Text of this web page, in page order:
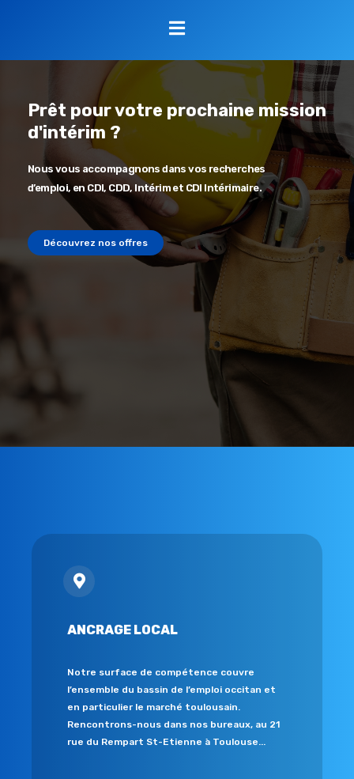
Prêt pour votre prochaine mission
d'intérim ?
Nous vous accompagnons dans vos recherches
d’emploi, en CDI, CDD, Intérim et CDI Intérimaire.
Découvrez nos offres
ANCRAGE LOCAL
Notre surface de compétence couvre
l’ensemble du bassin de l’emploi occitan et
en particulier le marché toulousain.
Rencontrons-nous dans nos bureaux, au 21
rue du Rempart St-Etienne à Toulouse...